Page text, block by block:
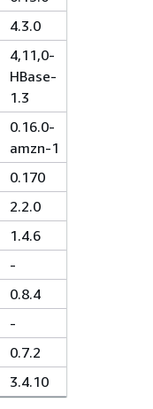
4.3.0
4,11,0-
HBase-
1.3
0.16.0-
amzn-1
0.170
2.2.0
1.4.6
-
0.8.4
-
0.7.2
3.4.10